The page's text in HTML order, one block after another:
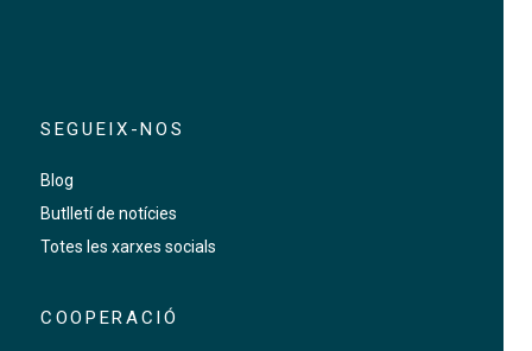
SEGUEIX-NOS
Blog
Butlletí de notícies
Totes les xarxes socials
COOPERACIÓ